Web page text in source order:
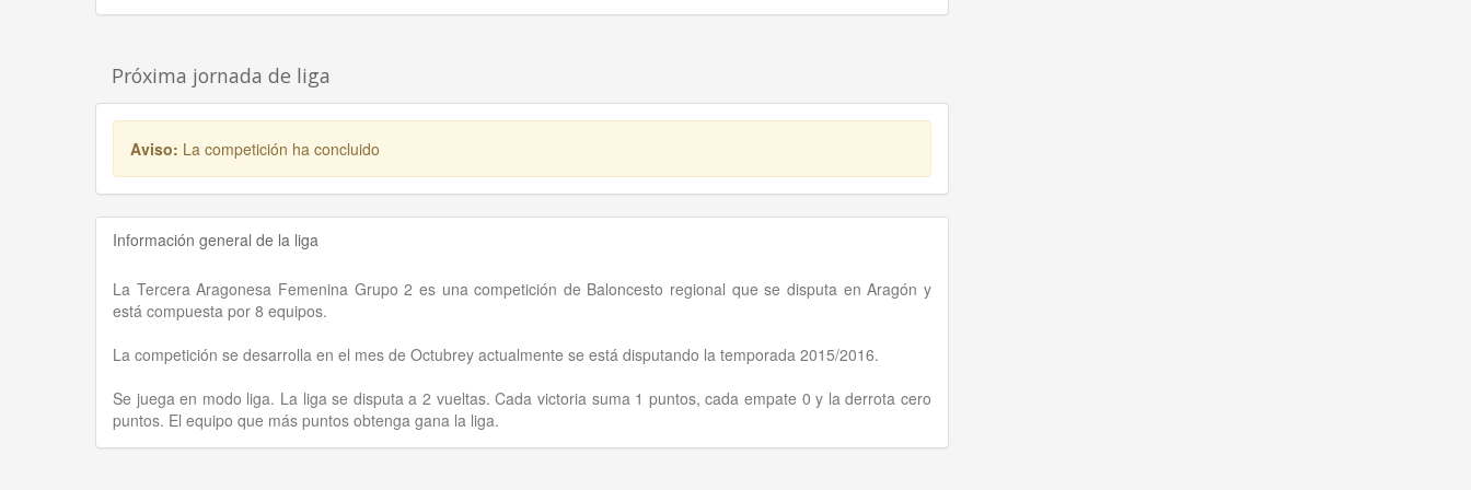
Próxima jornada de liga
Aviso: La competición ha concluido
Información general de la liga
La Tercera Aragonesa Femenina Grupo 2 es una competición de Baloncesto regional que se disputa en Aragón y
está compuesta por 8 equipos.
La competición se desarrolla en el mes de Octubrey actualmente se está disputando la temporada 2015/2016.
Se juega en modo liga. La liga se disputa a 2 vueltas. Cada victoria suma 1 puntos, cada empate 0 y la derrota cero
puntos. El equipo que más puntos obtenga gana la liga.